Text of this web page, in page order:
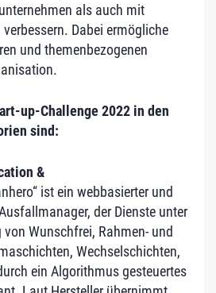
als auch mit
Dabei ermögliche
und themenbezogenen
up-Challenge 2022 in den
sind:
&
ist ein webbasierter und
der Dienste unter
Wunschfrei, Rahmen- und
Wechselschichten,
ein Algorithmus gesteuertes